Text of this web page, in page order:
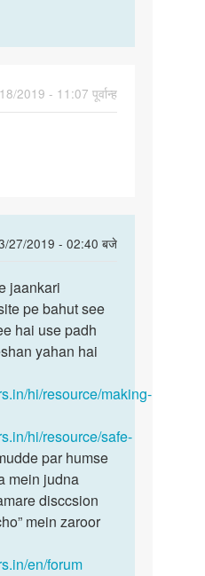
2019 - 11:07 पूर्वान्ह
27/2019 - 02:40 बजे
jaankari
pe bahut see
hai use padh
yahan hai
hi/resource/making-
hi/resource/safe-
par humse
mein judna
disccsion
mein zaroor
en/forum